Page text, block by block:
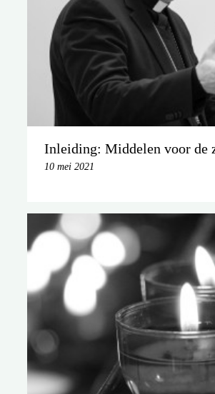
Inleiding: Middelen voor de
10 mei 2021